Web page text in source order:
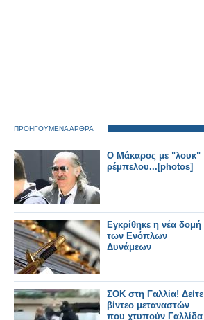
ΠΡΟΗΓΟΥΜΕΝΑ ΑΡΘΡΑ
O Mάκαρος με "λουκ"
ρέμπελου...[photos]
Εγκρίθηκε η νέα δομή
των Ενόπλων
Δυνάμεων
ΣΟΚ στη Γαλλία! Δείτε
βίντεο μεταναστών
που χτυπούν Γαλλίδα